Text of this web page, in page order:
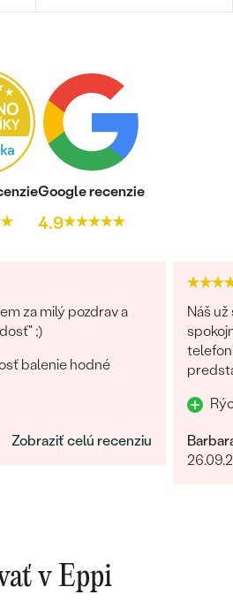
Google recenzie
4.9
za milý pozdrav a
;)
balenie hodné
Zobraziť celú recenziu
Náš
v Eppi